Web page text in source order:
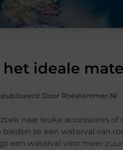
het ideale
Door Roestemmer.nl
naar leuke accessoires
ze een waterval van
een waterval voor meer